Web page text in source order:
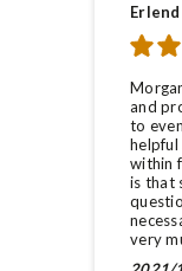
and
to
helpful
within
is that
very